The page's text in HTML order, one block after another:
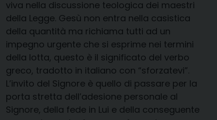
viva nella discussione teologica dei maestri
della Legge. Gesù non entra nella casistica
della quantità ma richiama tutti ad un
impegno urgente che si esprime nei termini
della lotta, questo è il significato del verbo
greco, tradotto in italiano con “sforzatevi”.
L’invito del Signore è quello di passare per la
porta stretta dell’adesione personale al
Signore, della fede in Lui e della conseguente